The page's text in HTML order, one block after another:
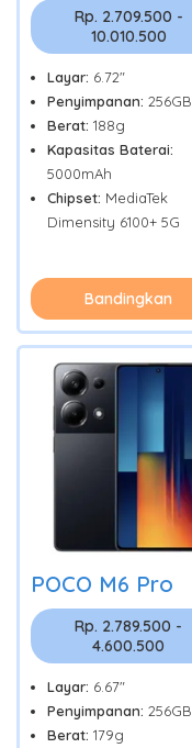
Rp. 2.709.500 -
10.010.500
Layar: 6.72"
Penyimpanan: 256GB
Berat: 188g
Kapasitas Baterai:
5000mAh
Chipset: MediaTek
Dimensity 6100+ 5G
Bandingkan
POCO M6 Pro
Rp. 2.789.500 -
4.600.500
Layar: 6.67"
Penyimpanan: 256GB
Berat: 179g